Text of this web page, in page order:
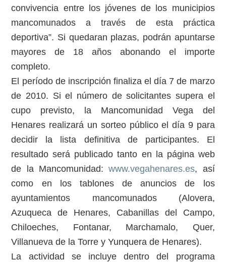
convivencia entre los jóvenes de los municipios
mancomunados a través de esta práctica
deportiva”. Si quedaran plazas, podrán apuntarse
mayores de 18 años abonando el importe
completo.
El período de inscripción finaliza el día 7 de marzo
de 2010. Si el número de solicitantes supera el
cupo previsto, la Mancomunidad Vega del
Henares realizará un sorteo público el día 9 para
decidir la lista definitiva de participantes. El
resultado será publicado tanto en la página web
de la Mancomunidad:www.vegahenares.es, así
como en los tablones de anuncios de los
ayuntamientos mancomunados (Alovera,
Azuqueca de Henares, Cabanillas del Campo,
Chiloeches, Fontanar, Marchamalo, Quer,
Villanueva de la Torre y Yunquera de Henares).
La actividad se incluye dentro del programa